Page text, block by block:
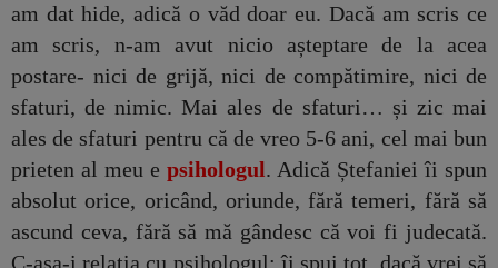
am dat hide, adică o văd doar eu. Dacă am scris ce
am scris, n-am avut nicio așteptare de la acea
postare- nici de grijă, nici de compătimire, nici de
sfaturi, de nimic. Mai ales de sfaturi… și zic mai
ales de sfaturi pentru că de vreo 5-6 ani, cel mai bun
prieten al meu e psihologul. Adică Ștefaniei îi spun
absolut orice, oricând, oriunde, fără temeri, fără să
ascund ceva, fără să mă gândesc că voi fi judecată.
C-așa-i relația cu psihologul: îi spui tot, dacă vrei să